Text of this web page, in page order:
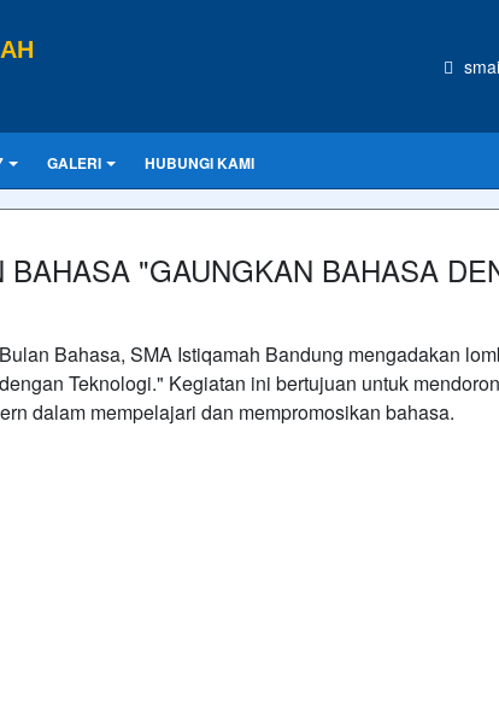
GALERI HUBUNGI KAMI
BAHASA "GAUNGKAN BAHASA
Bahasa, SMA Istiqamah Bandung mengadakan
Teknologi." Kegiatan ini bertujuan untuk
dalam mempelajari dan mempromosikan bahasa.